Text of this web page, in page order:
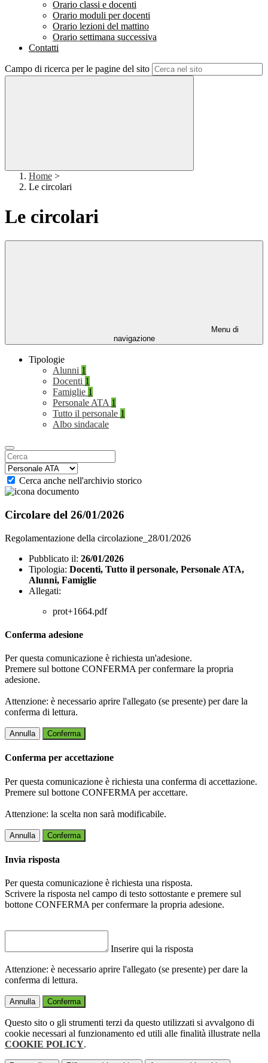
Orario classi e docenti
Orario moduli per docenti
Orario lezioni del mattino
Orario settimana successiva
Contatti
Campo di ricerca per le pagine del sito
Home >
Le circolari
Le circolari
Menu di
navigazione
Tipologie
Alunni 1
Docenti 1
Famiglie 1
Personale ATA 1
Tutto il personale 1
Albo sindacale
Cerca anche nell'archivio storico
Circolare del 26/01/2026
Regolamentazione della circolazione_28/01/2026
Pubblicato il: 26/01/2026
Tipologia: Docenti, Tutto il personale, Personale ATA,
Alunni, Famiglie
Allegati:
prot+1664.pdf
Conferma adesione
Per questa comunicazione è richiesta un'adesione.
Premere sul bottone CONFERMA per confermare la propria
adesione.
Attenzione: è necessario aprire l'allegato (se presente) per dare la
conferma di lettura.
Annulla Conferma
Conferma per accettazione
Per questa comunicazione è richiesta una conferma di accettazione.
Premere sul bottone CONFERMA per accettare.
Attenzione: la scelta non sarà modificabile.
Annulla Conferma
Invia risposta
Per questa comunicazione è richiesta una risposta.
Scrivere la risposta nel campo di testo sottostante e premere sul
bottone CONFERMA per confermare la propria adesione.
Inserire qui la risposta
Attenzione: è necessario aprire l'allegato (se presente) per dare la
conferma di lettura.
Annulla Conferma
Questo sito o gli strumenti terzi da questo utilizzati si avvalgono di
cookie necessari al funzionamento ed utili alle finalità illustrate nella
COOKIE POLICY.